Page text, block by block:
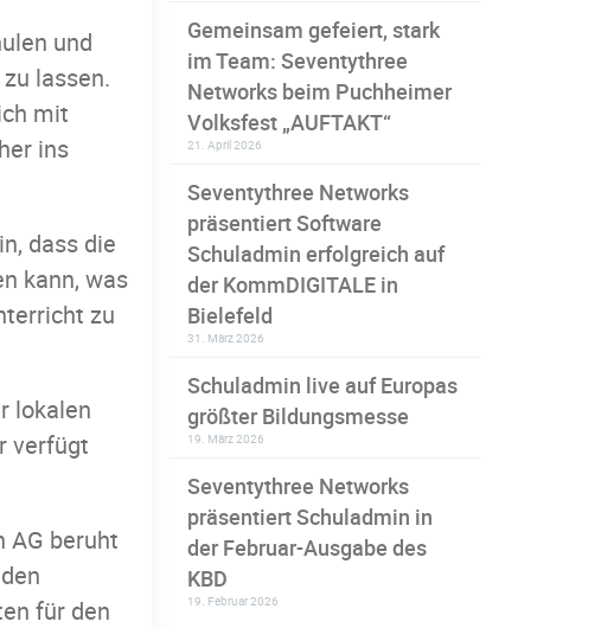
und
lassen.
mit
ins
dass die
kann, was
zu
lokalen
verfügt
AG beruht
für den
Gemeinsam gefeiert, stark
im Team: Seventythree
Networks beim Puchheimer
Volksfest „AUFTAKT“
21. April 2026
Seventythree Networks
präsentiert Software
Schuladmin erfolgreich auf
der KommDIGITALE in
Bielefeld
31. März 2026
Schuladmin live auf Europas
größter Bildungsmesse
19. März 2026
Seventythree Networks
präsentiert Schuladmin in
der Februar-Ausgabe des
KBD
19. Februar 2026